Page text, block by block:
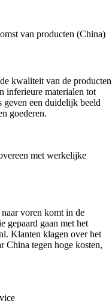
van producten (China)
kwaliteit van de producten
inferieure materialen tot
geven een duidelijk beeld
goederen.
met werkelijke
voren komt in de
gepaard gaan met het
Klanten klagen over het
China tegen hoge kosten,